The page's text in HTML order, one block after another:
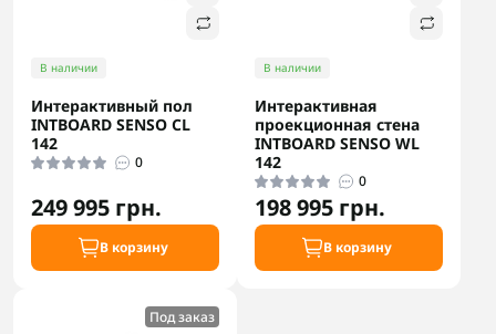
В наличии
Интерактивный пол
INTBOARD SENSO CL
142
0
249 995 грн.
В корзину
В наличии
Интерактивная
проекционная стена
INTBOARD SENSO WL
142
0
198 995 грн.
В корзину
Под заказ